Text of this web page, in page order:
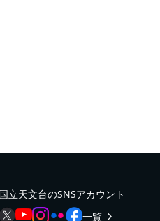
国立天文台のSNSアカウント
一覧